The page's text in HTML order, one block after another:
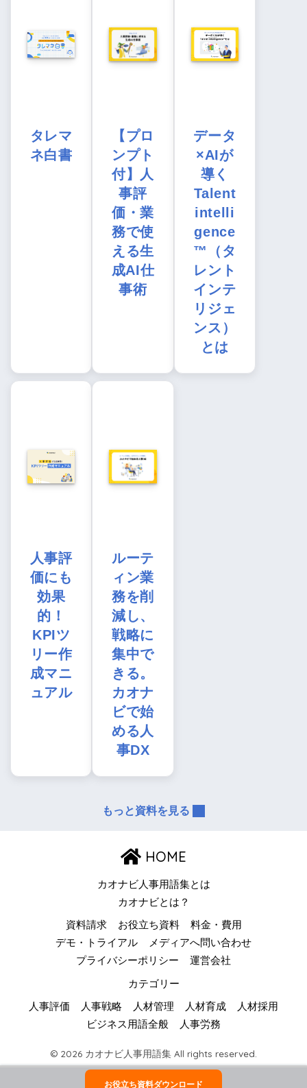
タレマ
ネ白書
【プロ
ンプト
付】人
事評
価・業
務で使
える生
成AI仕
事術
データ
×AIが
導く
Talent
intelli
gence
™（タ
レント
インテ
リジェ
ンス）
とは
人事評
価にも
効果
的！
KPIツ
リー作
成マニ
ュアル
ルーテ
ィン業
務を削
減し、
戦略に
集中で
きる。
カオナ
ビで始
める人
事DX
もっと資料を見る
HOME
カオナビ人事用語集とは
カオナビとは？
資料請求 お役立ち資料
料金・費用
デモ・トライアル
メディアへ問い合わせ
プライバシーポリシー
運営会社
カテゴリー
人事評価 人事戦略 人材管理 人材育成
人材採用
ビジネス用語全般
人事労務
© 2026 カオナビ人事用語集 All rights reserved.
お役立ち資料ダウンロード